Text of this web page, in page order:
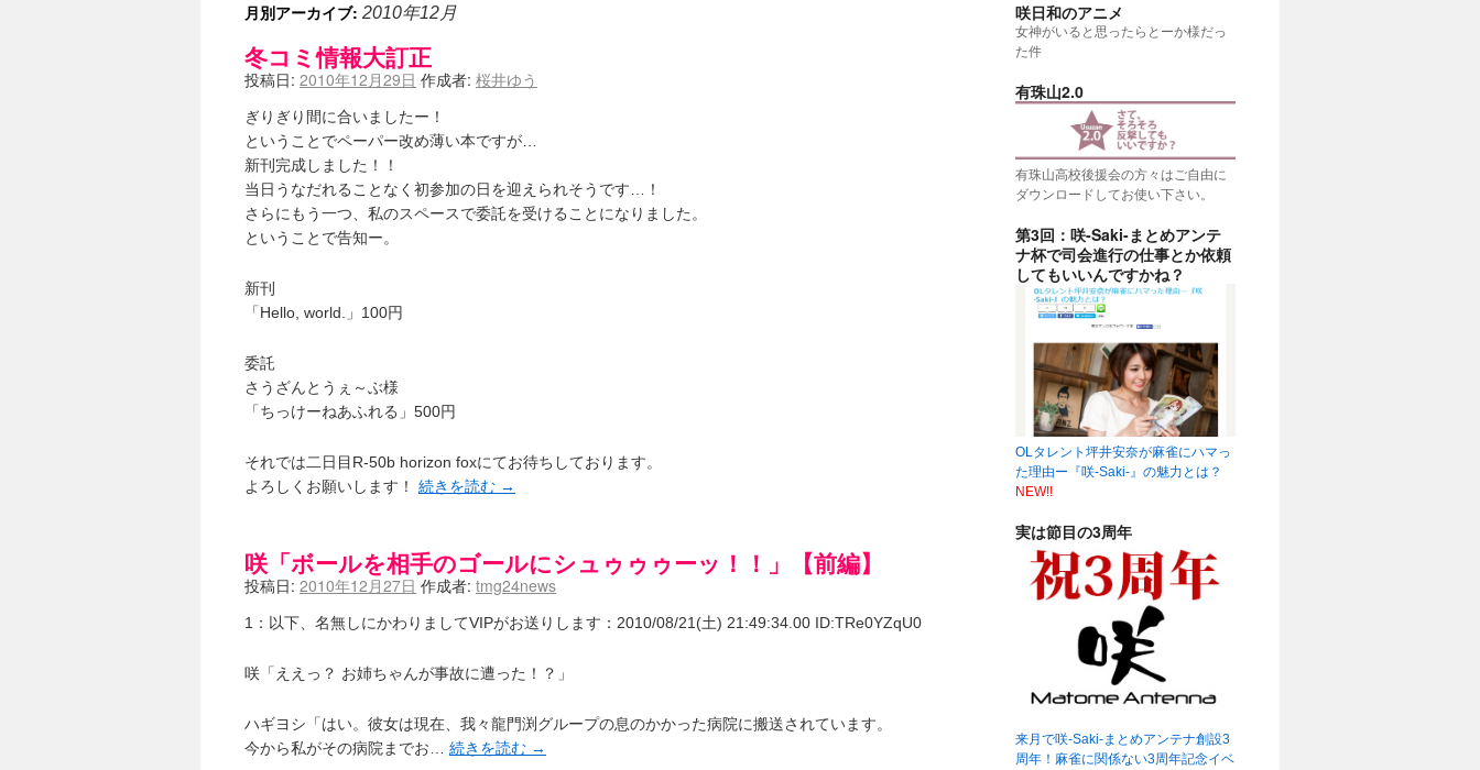
月別アーカイブ: 2010年12月
冬コミ情報大訂正
投稿日: 2010年12月29日 作成者: 桜井ゆう
ぎりぎり間に合いましたー！
ということでペーパー改め薄い本ですが…
新刊完成しました！！
当日うなだれることなく初参加の日を迎えられそうです…！
さらにもう一つ、私のスペースで委託を受けることになりました。
ということで告知ー。
新刊
「Hello, world.」100円
委託
さうざんとうぇ～ぶ様
「ちっけーねあふれる」500円
それでは二日目R-50b horizon foxにてお待ちしております。
よろしくお願いします！ 続きを読む →
咲「ボールを相手のゴールにシュゥゥゥーッ！！」【前編】
投稿日: 2010年12月27日 作成者: tmg24news
1：以下、名無しにかわりましてVIPがお送りします：2010/08/21(土) 21:49:34.00 ID:TRe0YZqU0
咲「ええっ？ お姉ちゃんが事故に遭った！？」
ハギヨシ「はい。彼女は現在、我々龍門渕グループの息のかかった病院に搬送されています。
今から私がその病院までお… 続きを読む →
咲日和のアニメ
女神がいると思ったらとーか様だっ
た件
有珠山2.0
有珠山高校後援会の方々はご自由に
ダウンロードしてお使い下さい。
第3回：咲-Saki-まとめアンテ
ナ杯で司会進行の仕事とか依頼
してもいいんですかね？
OLタレント坪井安奈が麻雀にハマっ
た理由ー『咲-Saki-』の魅力とは？
NEW!!
実は節目の3周年
来月で咲-Saki-まとめアンテナ創設3
周年！麻雀に関係ない3周年記念イベ